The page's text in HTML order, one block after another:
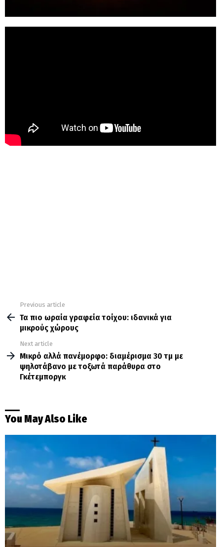
more
Previous article
Τα πιο ωραία γραφεία τοίχου: ιδανικά για
μικρούς χώρους
Next article
Μικρό αλλά πανέμορφο: διαμέρισμα 30 τμ με
ψηλοτάβανο με τοξωτά παράθυρα στο
Γκέτεμποργκ
You May Also Like